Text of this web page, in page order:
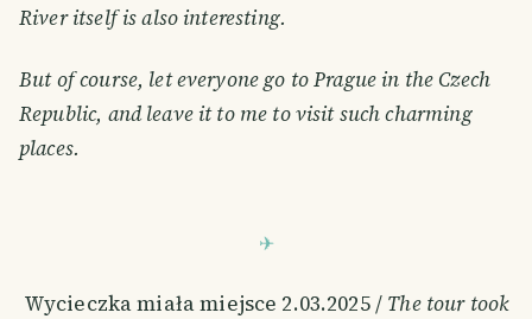
River itself is also interesting.
But of course, let everyone go to Prague in the Czech
Republic, and leave it to me to visit such charming
places.
Wycieczka miała miejsce 2.03.2025 / The tour took